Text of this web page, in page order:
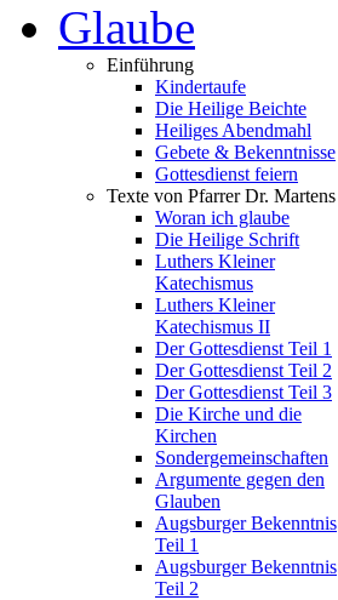
Glaube
Einführung
Kindertaufe
Die Heilige Beichte
Heiliges Abendmahl
Gebete & Bekenntnisse
Gottesdienst feiern
Texte von Pfarrer Dr. Martens
Woran ich glaube
Die Heilige Schrift
Luthers Kleiner
Katechismus
Luthers Kleiner
Katechismus II
Der Gottesdienst Teil 1
Der Gottesdienst Teil 2
Der Gottesdienst Teil 3
Die Kirche und die
Kirchen
Sondergemeinschaften
Argumente gegen den
Glauben
Augsburger Bekenntnis
Teil 1
Augsburger Bekenntnis
Teil 2